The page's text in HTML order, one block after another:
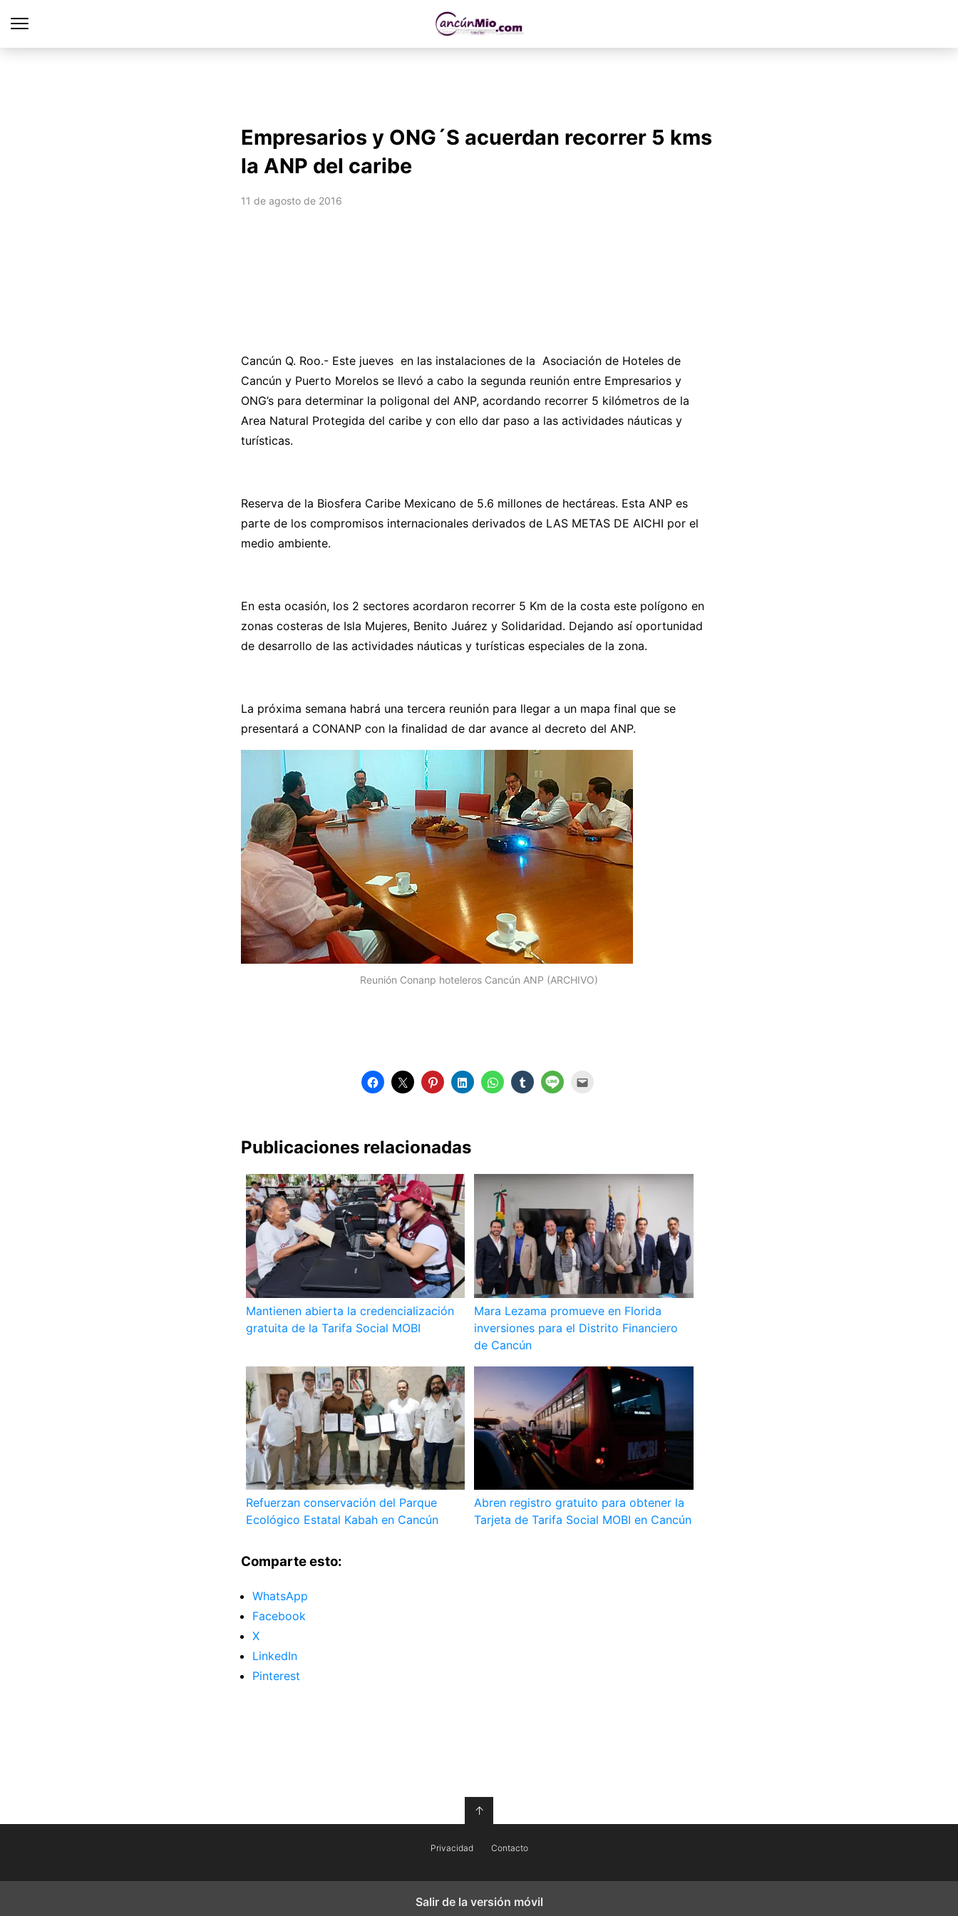
Empresarios y ONG´S acuerdan recorrer 5 kms
la ANP del caribe
11 de agosto de 2016
Cancún Q. Roo.- Este jueves en las instalaciones de la Asociación de Hoteles de
Cancún y Puerto Morelos se llevó a cabo la segunda reunión entre Empresarios y
ONG’s para determinar la poligonal del ANP, acordando recorrer 5 kilómetros de la
Area Natural Protegida del caribe y con ello dar paso a las actividades náuticas y
turísticas.
Reserva de la Biosfera Caribe Mexicano de 5.6 millones de hectáreas. Esta ANP es
parte de los compromisos internacionales derivados de LAS METAS DE AICHI por el
medio ambiente.
En esta ocasión, los 2 sectores acordaron recorrer 5 Km de la costa este polígono en
zonas costeras de Isla Mujeres, Benito Juárez y Solidaridad. Dejando así oportunidad
de desarrollo de las actividades náuticas y turísticas especiales de la zona.
La próxima semana habrá una tercera reunión para llegar a un mapa final que se
presentará a CONANP con la finalidad de dar avance al decreto del ANP.
Reunión Conanp hoteleros Cancún ANP (ARCHIVO)
Publicaciones relacionadas
Mantienen abierta la credencialización
gratuita de la Tarifa Social MOBI
Mara Lezama promueve en Florida
inversiones para el Distrito Financiero
de Cancún
Refuerzan conservación del Parque
Ecológico Estatal Kabah en Cancún
Abren registro gratuito para obtener la
Tarjeta de Tarifa Social MOBI en Cancún
Comparte esto:
WhatsApp
Facebook
X
LinkedIn
Pinterest
↑
Privacidad Contacto
Salir de la versión móvil